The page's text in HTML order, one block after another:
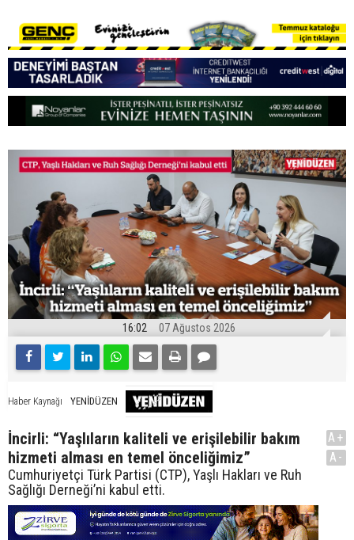
16:02 07 Ağustos 2026
Haber Kaynağı YENİDÜZEN
İncirli: “Yaşlıların kaliteli ve erişilebilir bakım
hizmeti alması en temel önceliğimiz”
Cumhuriyetçi Türk Partisi (CTP), Yaşlı Hakları ve Ruh
Sağlığı Derneği’ni kabul etti.
A+
A-